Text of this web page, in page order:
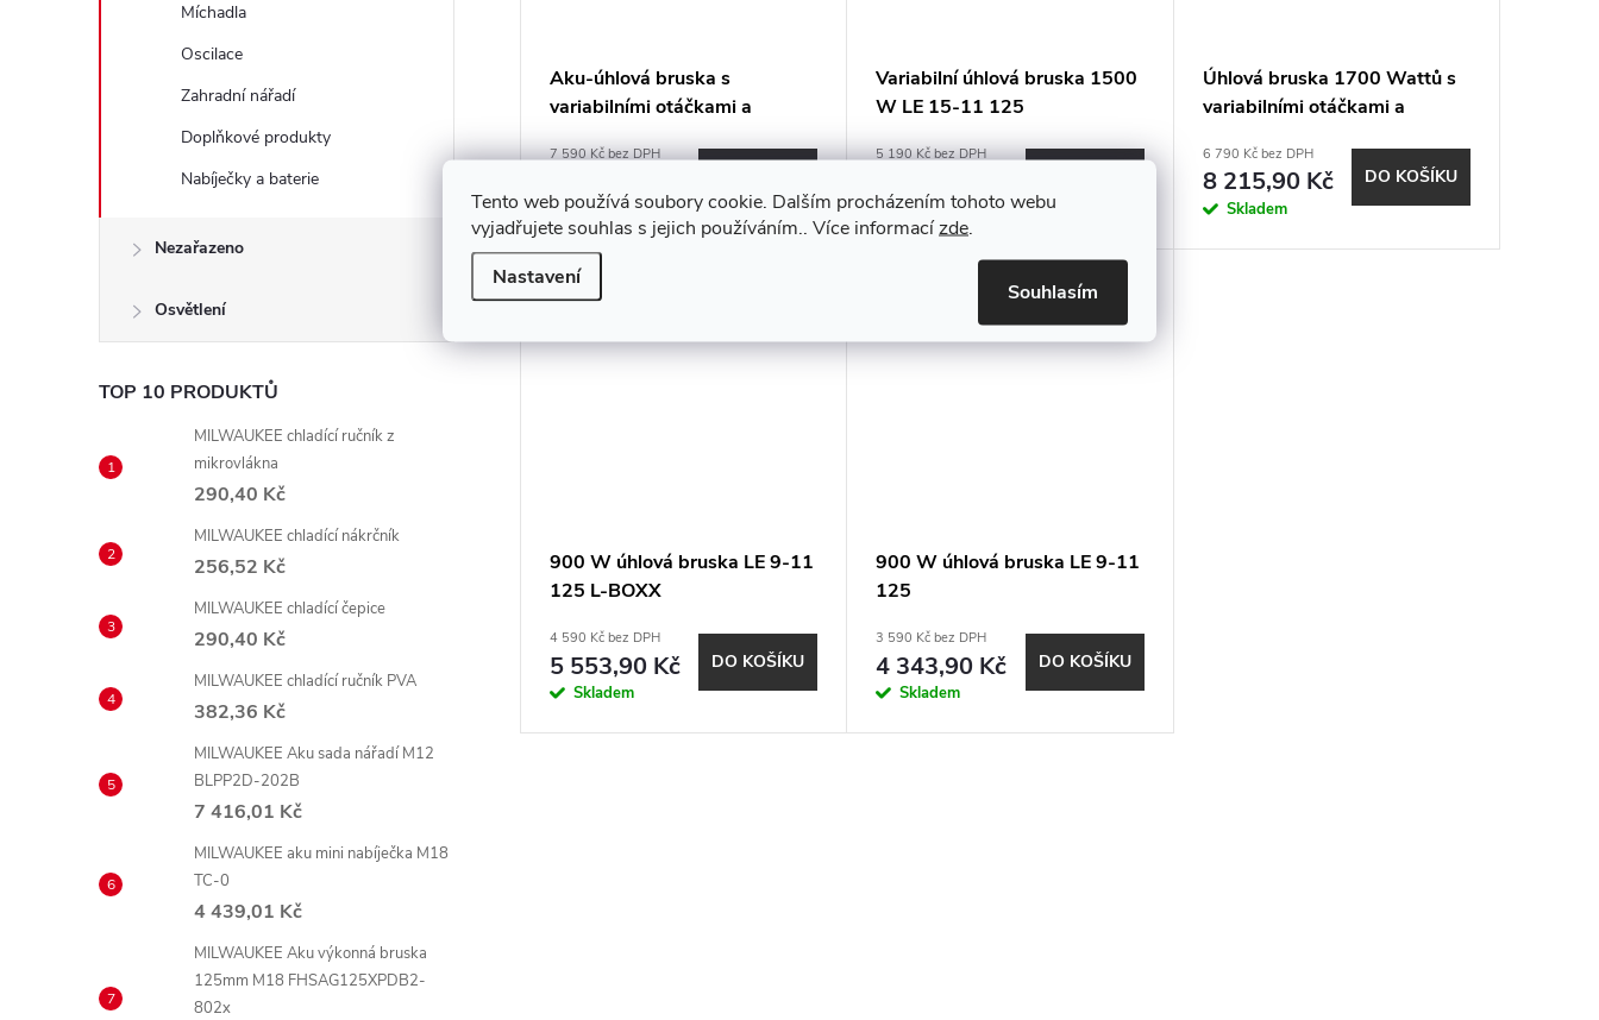
Tento web používá soubory cookie. Dalším procházením tohoto webu
vyjadřujete souhlas s jejich používáním.. Více informacízde.
Nastavení
Souhlasím
Míchadla
Oscilace
Zahradní nářadí
Doplňkové produkty
Nabíječky a baterie
Nezařazeno
Osvětlení
TOP 10 PRODUKTŮ
MILWAUKEE chladící ručník z
mikrovlákna
290,40 Kč
MILWAUKEE chladící nákrčník
256,52 Kč
MILWAUKEE chladící čepice
290,40 Kč
MILWAUKEE chladící ručník PVA
382,36 Kč
MILWAUKEE Aku sada nářadí M12
BLPP2D-202B
7 416,01 Kč
MILWAUKEE aku mini nabíječka M18
TC-0
4 439,01 Kč
MILWAUKEE Aku výkonná bruska
125mm M18 FHSAG125XPDB2-
802x
Aku-úhlová bruska s
variabilními otáčkami a
EC C
7 590 Kč bez DPH
Skladem
Variabilní úhlová bruska 1500
W LE 15-11 125
5 190 Kč bez DPH
Skladem
Úhlová bruska 1700 Wattů s
variabilními otáčkami a
6 790 Kč bez DPH
8 215,90 Kč
Skladem
DO KOŠÍKU
900 W úhlová bruska LE 9-11
125 L-BOXX
4 590 Kč bez DPH
5 553,90 Kč
Skladem
DO KOŠÍKU
900 W úhlová bruska LE 9-11
125
3 590 Kč bez DPH
4 343,90 Kč
Skladem
DO KOŠÍKU